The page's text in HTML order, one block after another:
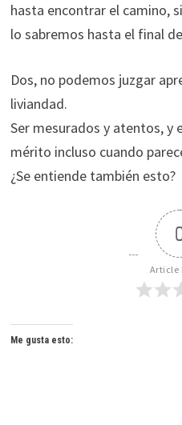
hasta encontrar el camino,
lo sabremos hasta el final
Dos, no podemos juzgar
liviandad.
Ser mesurados y atentos, y
mérito incluso cuando
¿Se entiende también esto?
Article
Me gusta esto: